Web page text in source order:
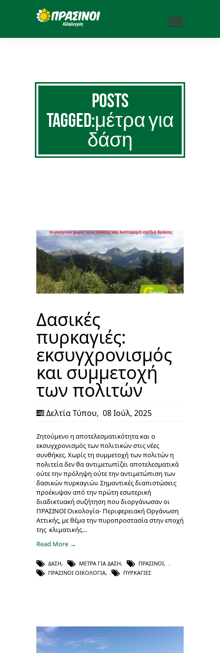
Posts
Tagged:μέτρα για
δάση
Δασικές
πυρκαγιές:
εκσυγχρονισμός
και συμμετοχή
των πολιτών
Δελτία Τύπου, 08 Ιούλ, 2025
Ζητούμενο η αποτελεσματικότητα και ο
εκσυγχρονισμός των πολιτικών στις νέες
συνθήκες. Χωρίς τη συμμετοχή των πολιτών η
πολιτεία δεν θα αντιμετωπίζει αποτελεσματικά
ούτε την πρόληψη ούτε την αντιμετώπιση των
δασικών πυρκαγιών. Σημαντικές διαπιστώσεις
προέκυψαν από την πρώτη εσωτερική
διαδικτυακή συζήτηση που διοργάνωσαν οι
ΠΡΑΣΙΝΟΙ Οικολογία- Περιφερειακή Οργάνωση
Αττικής, με θέμα την πυροπροστασία στην εποχή
της κλιματικής…
Read More →
ΔΆΣΗ, ΜΈΤΡΑ ΓΙΑ ΔΆΣΗ, ΠΡΆΣΙΝΟΙ,
ΠΡΑΣΙΝΟΙ ΟΙΚΟΛΟΓΊΑ, ΠΥΡΚΑΓΙΈΣ